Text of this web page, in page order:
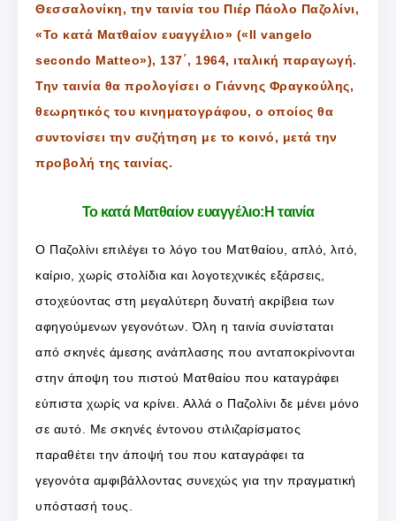
Θεσσαλονίκη, την ταινία του Πιέρ Πάολο Παζολίνι,
«Το κατά Ματθαίον ευαγγέλιο» («Il vangelo
secondo Matteo»), 137΄, 1964, ιταλική παραγωγή.
Την ταινία θα προλογίσει ο Γιάννης Φραγκούλης,
θεωρητικός του κινηματογράφου, ο οποίος θα
συντονίσει την συζήτηση με το κοινό, μετά την
προβολή της ταινίας.
Το κατά Ματθαίον ευαγγέλιο:Η ταινία
Ο Παζολίνι επιλέγει το λόγο του Ματθαίου, απλό, λιτό,
καίριο, χωρίς στολίδια και λογοτεχνικές εξάρσεις,
στοχεύοντας στη μεγαλύτερη δυνατή ακρίβεια των
αφηγούμενων γεγονότων. Όλη η ταινία συνίσταται
από σκηνές άμεσης ανάπλασης που ανταποκρίνονται
στην άποψη του πιστού Ματθαίου που καταγράφει
εύπιστα χωρίς να κρίνει. Αλλά ο Παζολίνι δε μένει μόνο
σε αυτό. Με σκηνές έντονου στιλιζαρίσματος
παραθέτει την άποψή του που καταγράφει τα
γεγονότα αμφιβάλλοντας συνεχώς για την πραγματική
υπόστασή τους.